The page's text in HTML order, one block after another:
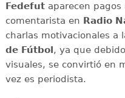
Fedefutaparecen pagos
comentarista en Radio
charlas motivacionales a
de Fútbol, ya que
visuales, se convirtió en
vez es periodista.